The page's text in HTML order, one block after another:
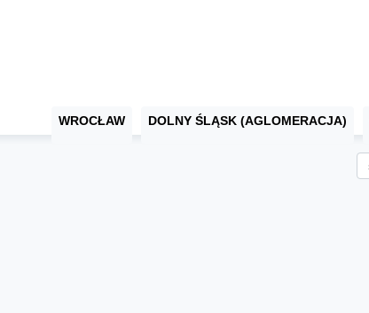
WROCŁAW DOLNY ŚLĄSK (AGLOMERACJA)